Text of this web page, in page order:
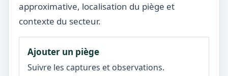
approximative, localisation du piège et
contexte du secteur.
Ajouter un piège
Suivre les captures et observations.